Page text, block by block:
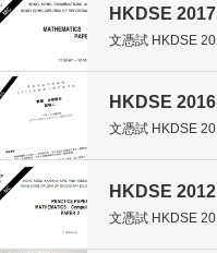
HKDSE
文憑試 HKDSE
HKDSE
文憑試 HKDSE
文憑試 HKDSE